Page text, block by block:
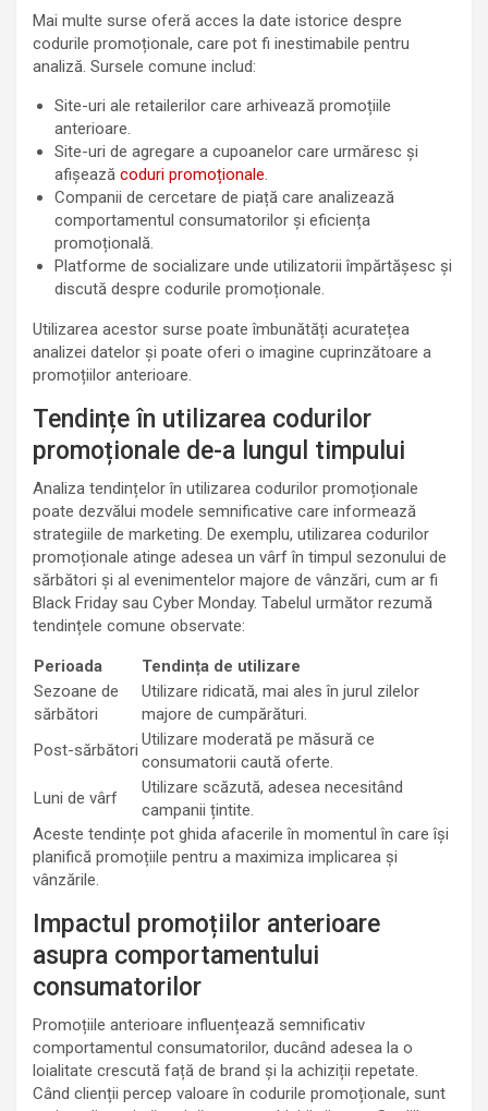
Mai multe surse oferă acces la date istorice despre
codurile promoționale, care pot fi inestimabile pentru
analiză. Sursele comune includ:
Site-uri ale retailerilor care arhivează promoțiile
anterioare.
Site-uri de agregare a cupoanelor care urmăresc și
afișează coduri promoționale.
Companii de cercetare de piață care analizează
comportamentul consumatorilor și eficiența
promoțională.
Platforme de socializare unde utilizatorii împărtășesc și
discută despre codurile promoționale.
Utilizarea acestor surse poate îmbunătăți acuratețea
analizei datelor și poate oferi o imagine cuprinzătoare a
promoțiilor anterioare.
Tendințe în utilizarea codurilor
promoționale de-a lungul timpului
Analiza tendințelor în utilizarea codurilor promoționale
poate dezvălui modele semnificative care informează
strategiile de marketing. De exemplu, utilizarea codurilor
promoționale atinge adesea un vârf în timpul sezonului de
sărbători și al evenimentelor majore de vânzări, cum ar fi
Black Friday sau Cyber Monday. Tabelul următor rezumă
tendințele comune observate:
Perioada
Tendința de utilizare
Sezoane de
sărbători
Utilizare ridicată, mai ales în jurul zilelor
majore de cumpărături.
Post-sărbători
Utilizare moderată pe măsură ce
consumatorii caută oferte.
Luni de vârf
Utilizare scăzută, adesea necesitând
campanii țintite.
Aceste tendințe pot ghida afacerile în momentul în care își
planifică promoțiile pentru a maximiza implicarea și
vânzările.
Impactul promoțiilor anterioare
asupra comportamentului
consumatorilor
Promoțiile anterioare influențează semnificativ
comportamentul consumatorilor, ducând adesea la o
loialitate crescută față de brand și la achiziții repetate.
Când clienții percep valoare în codurile promoționale, sunt